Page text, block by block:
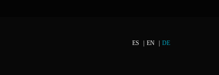
ES EN DE